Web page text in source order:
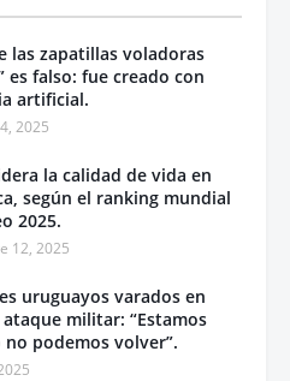
las zapatillas voladoras
es falso: fue creado con
artificial.
2025
la calidad de vida en
según el ranking mundial
2025.
12, 2025
uruguayos varados en
militar: “Estamos
podemos volver”.